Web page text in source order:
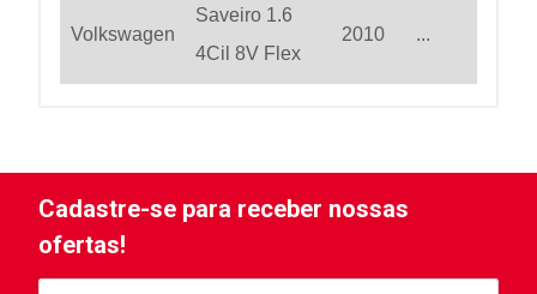
Volkswagen
Saveiro 1.6
4Cil 8V Flex
2010 ...
Cadastre-se para receber nossas
ofertas!